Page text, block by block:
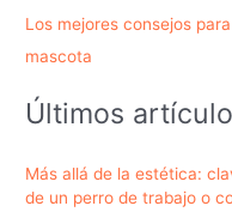
Los mejores consejos
mascota
Últimos
Más allá de la estética:
de un perro de trabajo o